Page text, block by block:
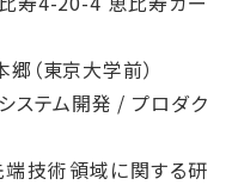
（東京大学前）
ステム開発 / プロダク
端技術領域に関する研